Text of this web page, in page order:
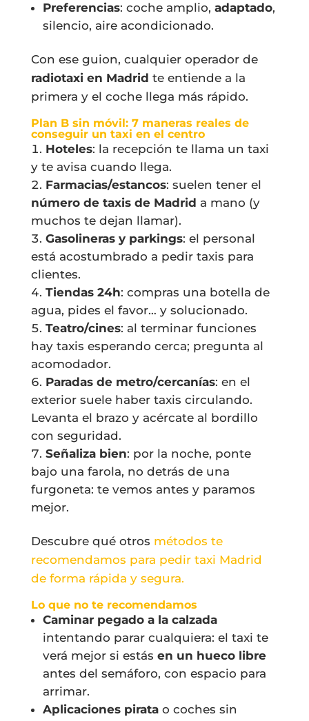
Preferencias: coche amplio, adaptado,
silencio, aire acondicionado.
Con ese guion, cualquier operador de
radiotaxi en Madrid te entiende a la
primera y el coche llega más rápido.
Plan B sin móvil: 7 maneras reales de
conseguir un taxi en el centro
Hoteles: la recepción te llama un taxi
y te avisa cuando llega.
Farmacias/estancos: suelen tener el
número de taxis de Madrid a mano (y
muchos te dejan llamar).
Gasolineras y parkings: el personal
está acostumbrado a pedir taxis para
clientes.
Tiendas 24h: compras una botella de
agua, pides el favor… y solucionado.
Teatro/cines: al terminar funciones
hay taxis esperando cerca; pregunta al
acomodador.
Paradas de metro/cercanías: en el
exterior suele haber taxis circulando.
Levanta el brazo y acércate al bordillo
con seguridad.
Señaliza bien: por la noche, ponte
bajo una farola, no detrás de una
furgoneta: te vemos antes y paramos
mejor.
Descubre qué otros métodos te
recomendamos para pedir taxi Madrid
de forma rápida y segura.
Lo que note recomendamos
Caminar pegado a la calzada
intentando parar cualquiera: el taxi te
verá mejor si estás en un hueco libre
antes del semáforo, con espacio para
arrimar.
Aplicaciones piratao coches sin